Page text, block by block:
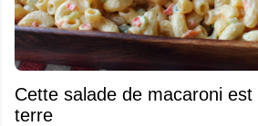
Cette salade de macaroni
terre